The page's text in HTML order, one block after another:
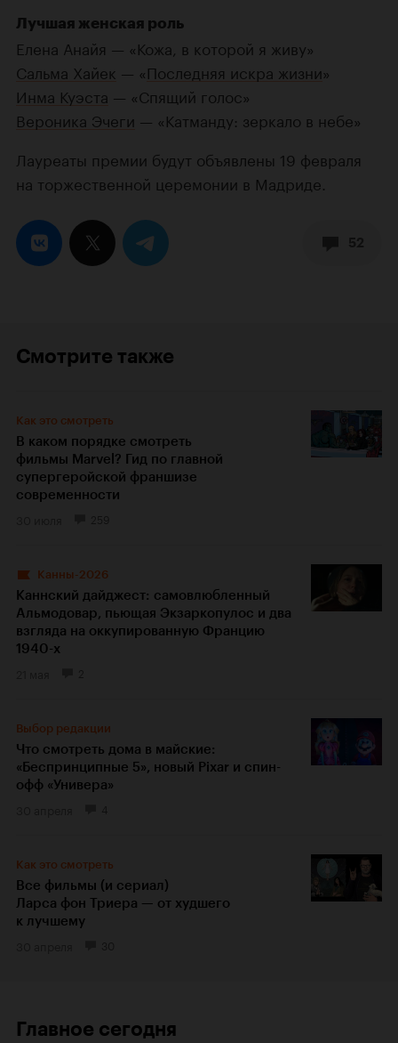
Лучшая женская роль
Елена Анайя — «Кожа, в которой я живу»
Сальма Хайек — «Последняя искра жизни»
Инма Куэста — «Спящий голос»
Вероника Эчеги — «Катманду: зеркало в небе»
Лауреаты премии будут объявлены 19 февраля
на торжественной церемонии в Мадриде.
Смотрите также
Как это смотреть
В каком порядке смотреть
фильмы Marvel? Гид по главной
супергеройской франшизе
современности
Канны-2026
Каннский дайджест: самовлюбленный
Альмодовар, пьющая Экзаркопулос и два
взгляда на оккупированную Францию
1940-х
Выбор редакции
Что смотреть дома в майские:
«Беспринципные 5», новый Pixar и спин-
офф «Универа»
Как это смотреть
Все фильмы (и сериал)
Ларса фон Триера — от худшего
к лучшему
Главное сегодня